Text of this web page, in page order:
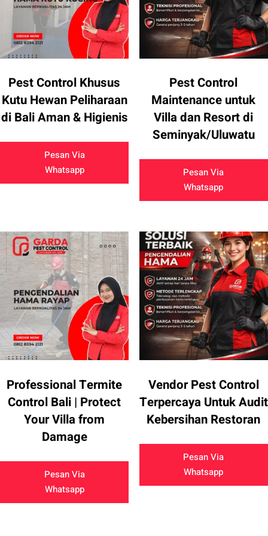
Pest Control Khusus
Kutu Hewan Peliharaan
di Bali Aman & Higienis
Pesan Via
Whatsapp
Pest Control
Maintenance untuk
Villa dan Resort di
Seminyak/Uluwatu
Pesan Via
Whatsapp
Professional Termite
Control Bali | Protect
Your Villa from
Damage
Pesan Via
Whatsapp
Vendor Pest Control
Terpercaya Untuk Audit
Kebersihan Restoran
Pesan Via
Whatsapp